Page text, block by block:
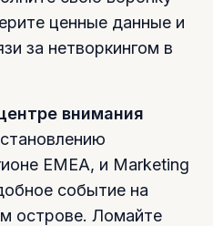
ценные данные и
за нетворкингом в
внимания
EMEA, и Marketing
событие на
острове. Ломайте